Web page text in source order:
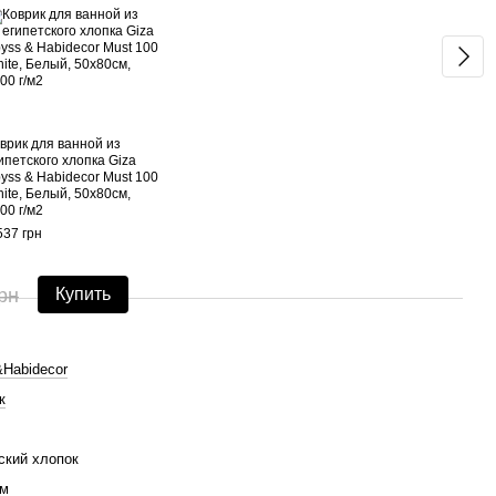
для ванной из
хлопка Giza
& Habidecor Must 100
Белый, 50х80см,
г/м2
грн
Купить
хлопок